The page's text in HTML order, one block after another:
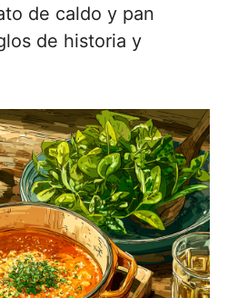
de caldo y pan
de historia y